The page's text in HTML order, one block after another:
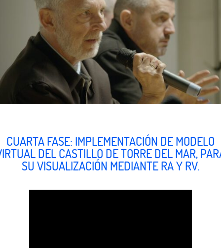
CUARTA FASE: IMPLEMENTACIÓN DE MODELO
DEL CASTILLO DE TORRE DEL MAR,
SU VISUALIZACIÓN MEDIANTE RA Y RV.